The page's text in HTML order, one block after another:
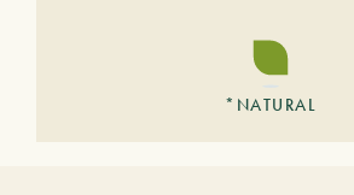
*NATURAL